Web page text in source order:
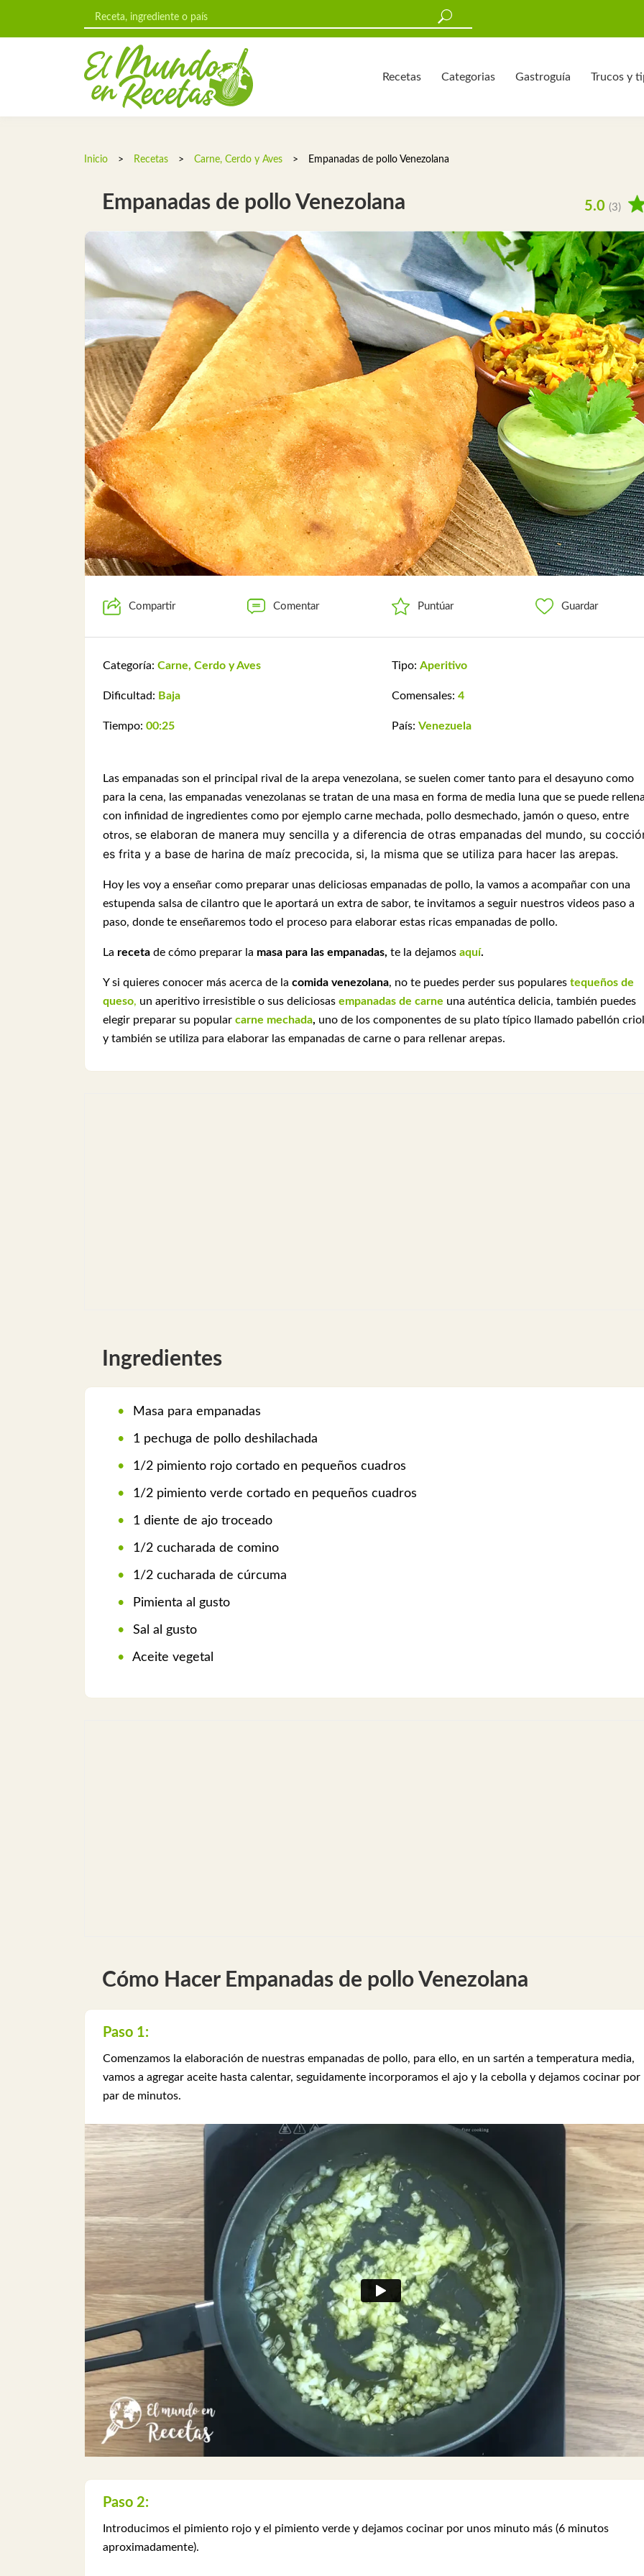
Recetas Categorias Gastroguía Trucos y
Inicio > Recetas > Carne, Cerdo y Aves > Empanadas de pollo Venezolana
Empanadas de pollo Venezolana 5.0 (3)
Compartir Comentar Puntúar Guardar
Categoría: Carne, Cerdo y Aves
Dificultad: Baja
Tiempo: 00:25
Tipo: Aperitivo
Comensales: 4
País: Venezuela
Las empanadas son el principal rival de la arepa venezolana, se suelen comer tanto para el desayuno como
para la cena, las empanadas venezolanas se tratan de una masa en forma de media luna que se puede
con infinidad de ingredientes como por ejemplo carne mechada, pollo desmechado, jamón o queso, entre
otros, se elaboran de manera muy sencilla y a diferencia de otras empanadas del mundo, su
es frita y a base de harina de maíz precocida, si, la misma que se utiliza para hacer las arepas.
Hoy les voy a enseñar como preparar unas deliciosas empanadas de pollo, la vamos a acompañar con una
estupenda salsa de cilantro que le aportará un extra de sabor, te invitamos a seguir nuestros videos paso a
paso, donde te enseñaremos todo el proceso para elaborar estas ricas empanadas de pollo.
La receta de cómo preparar la masa para las empanadas, te la dejamos aquí.
Y si quieres conocer más acerca de la comida venezolana, no te puedes perder sus populares tequeños de
queso, un aperitivo irresistible o sus deliciosas empanadas de carne una auténtica delicia, también puedes
elegir preparar su popular carne mechada, uno de los componentes de su plato típico llamado pabellón
y también se utiliza para elaborar las empanadas de carne o para rellenar arepas.
Ingredientes
Masa para empanadas
1 pechuga de pollo deshilachada
1/2 pimiento rojo cortado en pequeños cuadros
1/2 pimiento verde cortado en pequeños cuadros
1 diente de ajo troceado
1/2 cucharada de comino
1/2 cucharada de cúrcuma
Pimienta al gusto
Sal al gusto
Aceite vegetal
Cómo Hacer Empanadas de pollo Venezolana
Paso 1:
Comenzamos la elaboración de nuestras empanadas de pollo, para ello, en un sartén a temperatura media,
vamos a agregar aceite hasta calentar, seguidamente incorporamos el ajo y la cebolla y dejamos cocinar por
par de minutos.
Paso 2:
Introducimos el pimiento rojo y el pimiento verde y dejamos cocinar por unos minuto más (6 minutos
aproximadamente).